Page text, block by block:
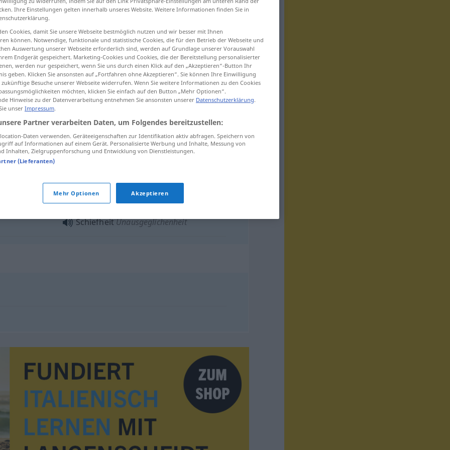
SchiefheitUngenauigkeit
die Schiefheit eines Ausdrucks
SchiefheitUnausgeglichenheit
Ihre Einstellungen gelten innerhalb unseres Website. Weitere Informationen finden Sie in
Cookies, damit Sie unsere Webseite bestmöglich nutzen und wir besser mit Ihnen
können. Notwendige, funktionale und statistische Cookies, die für den Betrieb der Webseite und
Auswertung unserer Webseite erforderlich sind, werden auf Grundlage unserer Vorauswahl
Endgerät gespeichert. Marketing-Cookies und Cookies, die der Bereitstellung personalisierter
werden nur gespeichert, wenn Sie uns durch einen Klick auf den „Akzeptieren“-Button Ihr
geben. Klicken Sie ansonsten auf „Fortfahren ohne Akzeptieren“. Sie können Ihre Einwilligung
Besuche unserer Webseite widerrufen. Wenn Sie weitere Informationen zu den Cookies
möchten, klicken Sie einfach auf den Button „Mehr Optionen“.
Hinweise zu der Datenverarbeitung entnehmen Sie ansonsten unserer Datenschutzerklärung.
unser Impressum.
Partner verarbeiten Daten, um Folgendes bereitzustellen:
Daten verwenden. Geräteeigenschaften zur Identifikation aktiv abfragen. Speichern von
auf Informationen auf einem Gerät. Personalisierte Werbung und Inhalte, Messung von
Inhalten, Zielgruppenforschung und Entwicklung von Dienstleistungen.
(Lieferanten)
Mehr Optionen Akzeptieren